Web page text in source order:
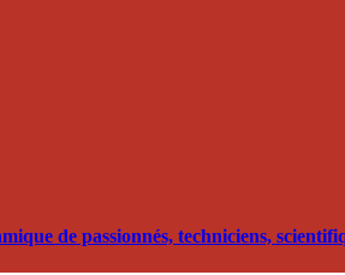
de passionnés, techniciens,